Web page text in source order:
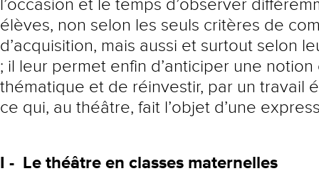
l’occasion et le temps d’observer
élèves, non selon les seuls critères de
d’acquisition, mais aussi et surtout selon
; il leur permet enfin d’anticiper une
thématique et de réinvestir, par un travail
ce qui, au théâtre, fait l’objet d’une
I - Le théâtre en classes maternelles